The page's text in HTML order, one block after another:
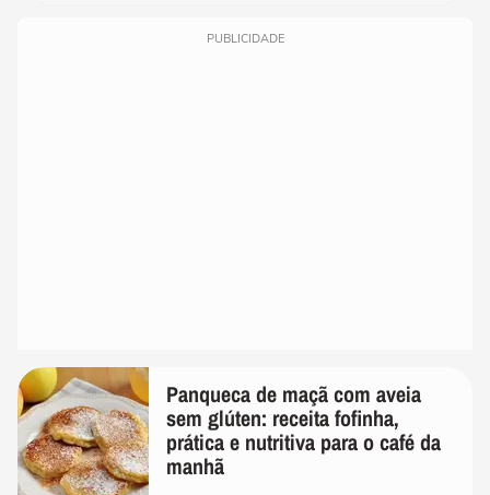
PUBLICIDADE
Panqueca de maçã com aveia
sem glúten: receita fofinha,
prática e nutritiva para o café da
manhã